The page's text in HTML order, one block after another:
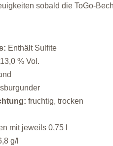
sobald die ToGo-
Enthält Sulfite
13,0 % Vol.
fruchtig, trocken
mit jeweils 0,75 l
g/l